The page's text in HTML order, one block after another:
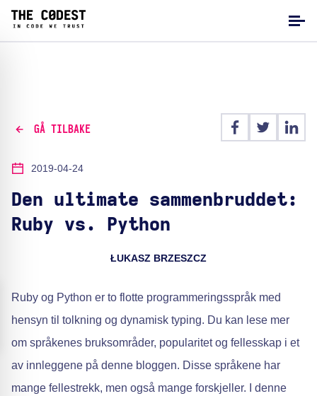
GÅ TILBAKE
2019-04-24
Den ultimate sammenbruddet:
Ruby vs. Python
ŁUKASZ BRZESZCZ
Ruby og Python er to flotte programmeringsspråk med
hensyn til tolkning og dynamisk typing. Du kan lese mer
om språkenes bruksområder, popularitet og fellesskap i et
av innleggene på denne bloggen. Disse språkene har
mange fellestrekk, men også mange forskjeller. I denne